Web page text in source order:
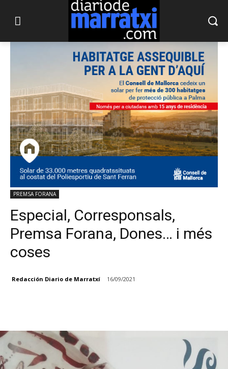
PREMSA FORANA
Especial, Corresponsals,
Premsa Forana, Dones… i més
coses
Redacción Diario de Marratxí 16/09/2021